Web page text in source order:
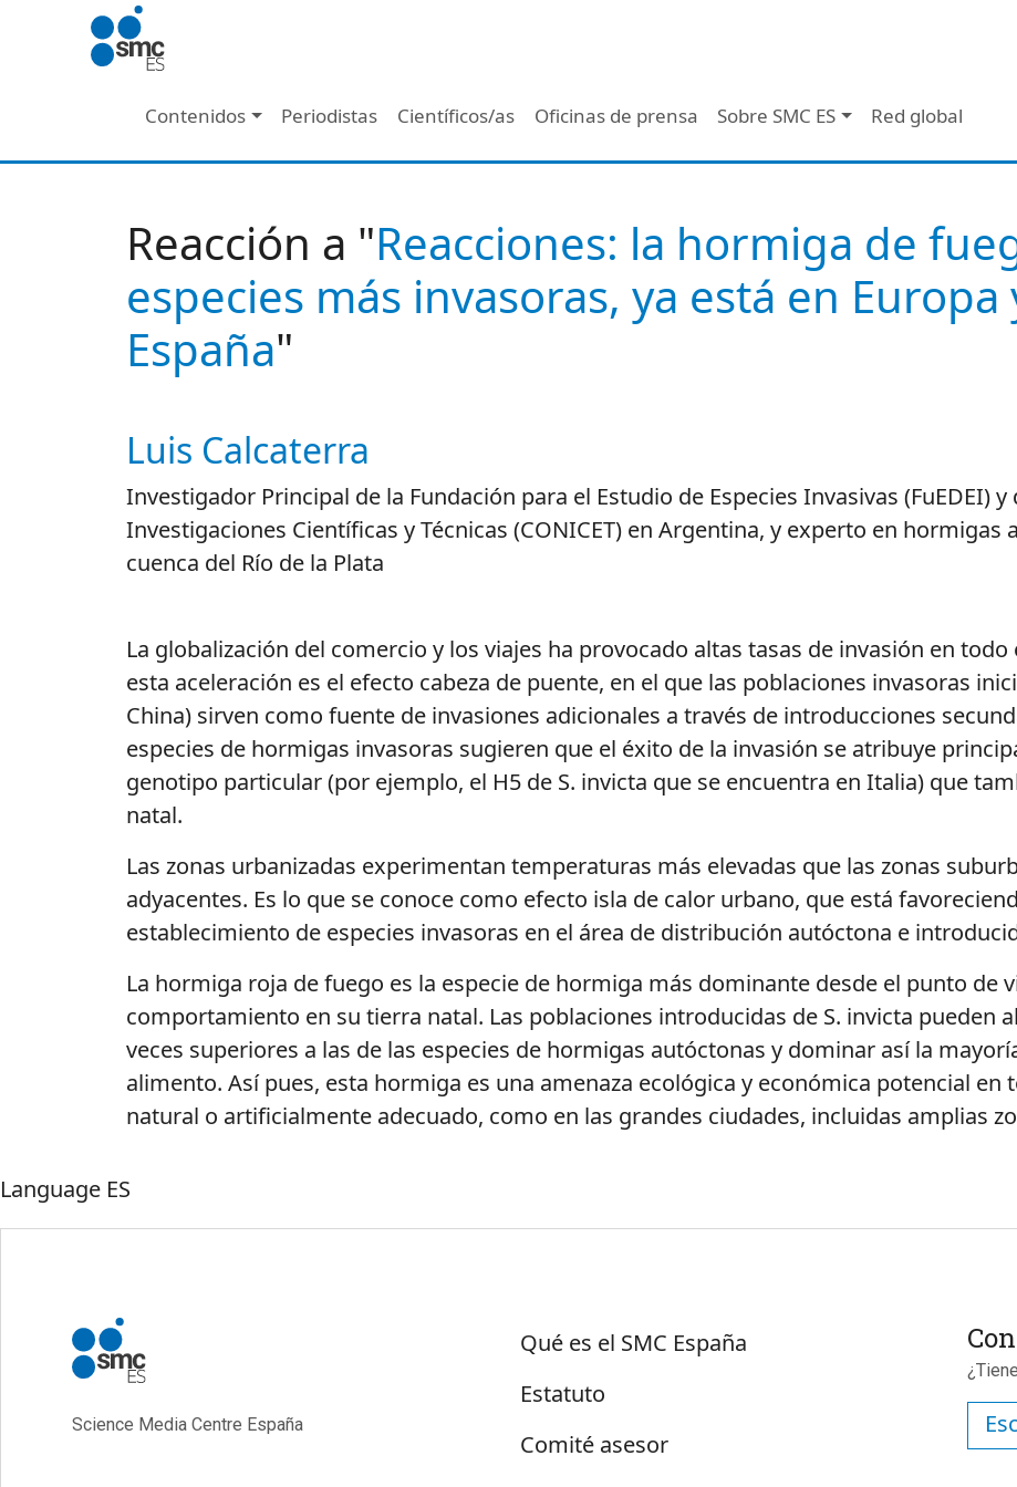
Pasar al contenido principal
Navegación principal - Header
Contenidos Periodistas Científicos/as Oficinas de prensa Sobre SMC ES Red global
Reacción a "Reacciones: la hormiga de
especies más invasoras, ya está en
España"
Autor/es reacciones
Luis Calcaterra
Investigador Principal de la Fundación para el Estudio de Especies Invasivas (FuEDEI)
Investigaciones Científicas y Técnicas (CONICET) en Argentina, y experto en
cuenca del Río de la Plata
La globalización del comercio y los viajes ha provocado altas tasas de invasión en
esta aceleración es el efecto cabeza de puente, en el que las poblaciones invasoras
China) sirven como fuente de invasiones adicionales a través de introducciones
especies de hormigas invasoras sugieren que el éxito de la invasión se atribuye
genotipo particular (por ejemplo, el H5 de S. invicta que se encuentra en Italia) que
natal.
Las zonas urbanizadas experimentan temperaturas más elevadas que las zonas
adyacentes. Es lo que se conoce como efecto isla de calor urbano, que está
establecimiento de especies invasoras en el área de distribución autóctona e
La hormiga roja de fuego es la especie de hormiga más dominante desde el punto de
comportamiento en su tierra natal. Las poblaciones introducidas de S. invicta pueden
veces superiores a las de las especies de hormigas autóctonas y dominar así la
alimento. Así pues, esta hormiga es una amenaza ecológica y económica potencial en
natural o artificialmente adecuado, como en las grandes ciudades, incluidas amplias
Language ES
Science Media Centre España
Sobre SMC España
Qué es el SMC España
Estatuto
Comité asesor